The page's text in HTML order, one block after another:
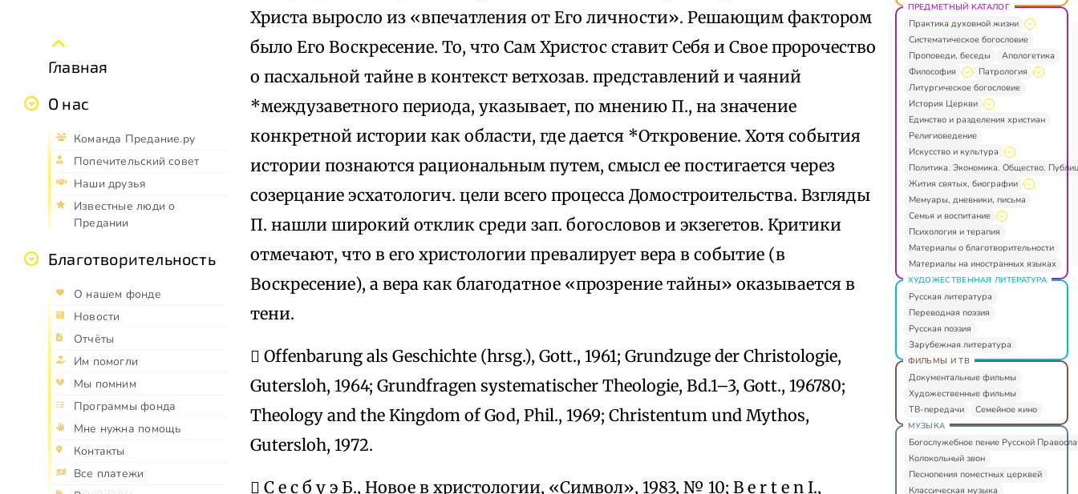
Главная
О нас
Команда Предание.ру
Попечительский совет
Наши друзья
Известные люди о
Предании
Благотворительность
О нашем фонде
Новости
Отчёты
Им помогли
Мы помним
Программы фонда
Мне нужна помощь
Контакты
Все платежи
Христа выросло из «впечатления от Его личности». Решающим фактором
было Его Воскресение. То, что Сам Христос ставит Себя и Свое пророчество
о пасхальной тайне в контекст ветхозав. представлений и чаяний
*междузаветного периода, указывает, по мнению П., на значение
конкретной истории как области, где дается *Откровение. Хотя события
истории познаются рациональным путем, смысл ее постигается через
созерцание эсхатологич. цели всего процесса Домостроительства. Взгляды
П. нашли широкий отклик среди зап. богословов и экзегетов. Критики
отмечают, что в его христологии превалирует вера в событие (в
Воскресение), а вера как благодатное «прозрение тайны» оказывается в
тени.
 Offenbarung als Geschichte (hrsg.), Gott., 1961; Grundzuge der Christologie,
Gutersloh, 1964; Grundfragen systematischer Theologie, Bd.1–3, Gott., 196780;
Theology and the Kingdom of God, Phil., 1969; Christentum und Mythos,
Gutersloh, 1972.
 С е с б у э Б., Новое в христологии, «Символ», 1983, № 10; B e r t e n I.,
ПРЕДМЕТНЫЙ КАТАЛОГ
Практика духовной жизни
Систематическое богословие
Проповеди, беседы
Апологетика
Философия
Патрология
Литургическое богословие
История Церкви
Единство и разделения христиан
Религиоведение
Искусство и культура
Политика. Экономика. Общество.
Жития святых, биографии
Мемуары, дневники, письма
Семья и воспитание
Психология и терапия
Материалы о благотворительности
Материалы на иностранных языках
ХУДОЖЕСТВЕННАЯ ЛИТЕРАТУРА
Русская литература
Переводная поэзия
Русская поэзия
Зарубежная литература
ФИЛЬМЫ И ТВ
Документальные фильмы
Художественные фильмы
ТВ-передачи
Семейное кино
МУЗЫКА
Богослужебное пение Русской
Колокольный звон
Песнопения поместных церквей
Классическая музыка